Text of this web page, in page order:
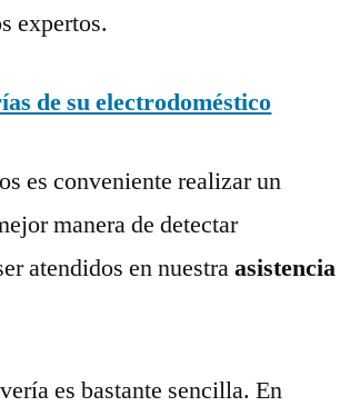
expertos.
de su electrodoméstico
es conveniente realizar un
manera de detectar
atendidos en nuestraasistencia
es bastante sencilla. En